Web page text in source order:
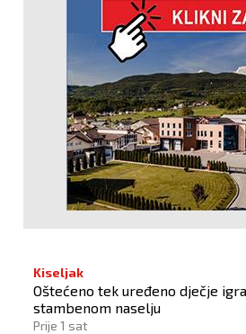
Kiseljak
Oštećeno tek uređeno dječje
stambenom naselju
Prije 1 sat